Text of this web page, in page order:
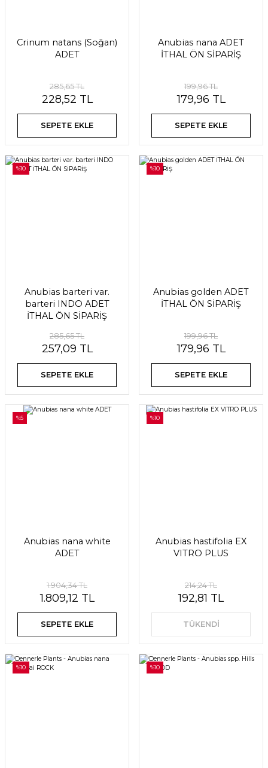
Crinum natans (Soğan)
ADET
285,65 TL
228,52 TL
SEPETE EKLE
Anubias nana ADET
İTHAL ÖN SİPARİŞ
199,96 TL
179,96 TL
SEPETE EKLE
%10
Anubias barteri var.
barteri INDO ADET
İTHAL ÖN SİPARİŞ
285,65 TL
257,09 TL
SEPETE EKLE
%10
Anubias golden ADET
İTHAL ÖN SİPARİŞ
199,96 TL
179,96 TL
SEPETE EKLE
%5
Anubias nana white
ADET
1.904,34 TL
1.809,12 TL
SEPETE EKLE
%10
Anubias hastifolia EX
VITRO PLUS
214,24 TL
192,81 TL
TÜKENDİ
%10 %10